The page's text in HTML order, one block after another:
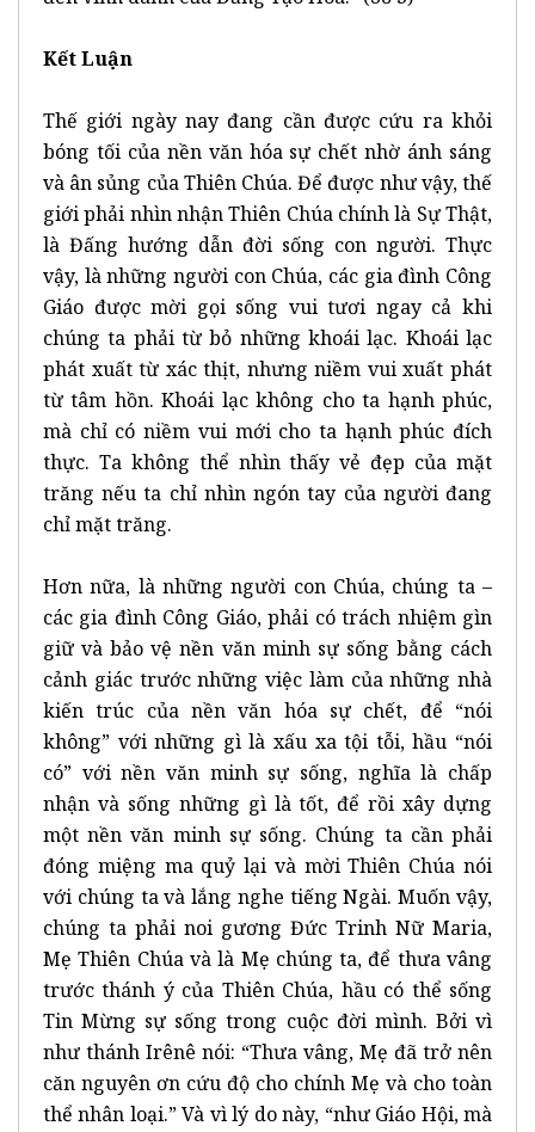
Kết Luận
Thế giới ngày nay đang cần được cứu ra khỏi
bóng tối của nền văn hóa sự chết nhờ ánh sáng
và ân sủng của Thiên Chúa. Để được như vậy, thế
giới phải nhìn nhận Thiên Chúa chính là Sự Thật,
là Đấng hướng dẫn đời sống con người. Thực
vậy, là những người con Chúa, các gia đình Công
Giáo được mời gọi sống vui tươi ngay cả khi
chúng ta phải từ bỏ những khoái lạc. Khoái lạc
phát xuất từ xác thịt, nhưng niềm vui xuất phát
từ tâm hồn. Khoái lạc không cho ta hạnh phúc,
mà chỉ có niềm vui mới cho ta hạnh phúc đích
thực. Ta không thể nhìn thấy vẻ đẹp của mặt
trăng nếu ta chỉ nhìn ngón tay của người đang
chỉ mặt trăng.
Hơn nữa, là những người con Chúa, chúng ta –
các gia đình Công Giáo, phải có trách nhiệm gìn
giữ và bảo vệ nền văn minh sự sống bằng cách
cảnh giác trước những việc làm của những nhà
kiến trúc của nền văn hóa sự chết, để “nói
không” với những gì là xấu xa tội tỗi, hầu “nói
có” với nền văn minh sự sống, nghĩa là chấp
nhận và sống những gì là tốt, để rồi xây dựng
một nền văn minh sự sống. Chúng ta cần phải
đóng miệng ma quỷ lại và mời Thiên Chúa nói
với chúng ta và lắng nghe tiếng Ngài. Muốn vậy,
chúng ta phải noi gương Đức Trinh Nữ Maria,
Mẹ Thiên Chúa và là Mẹ chúng ta, để thưa vâng
trước thánh ý của Thiên Chúa, hầu có thể sống
Tin Mừng sự sống trong cuộc đời mình. Bởi vì
như thánh Irênê nói: “Thưa vâng, Mẹ đã trở nên
căn nguyên ơn cứu độ cho chính Mẹ và cho toàn
thể nhân loại.” Và vì lý do này, “như Giáo Hội, mà